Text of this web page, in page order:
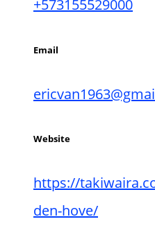
+573155529000
Email
Website
https://
den-hove/